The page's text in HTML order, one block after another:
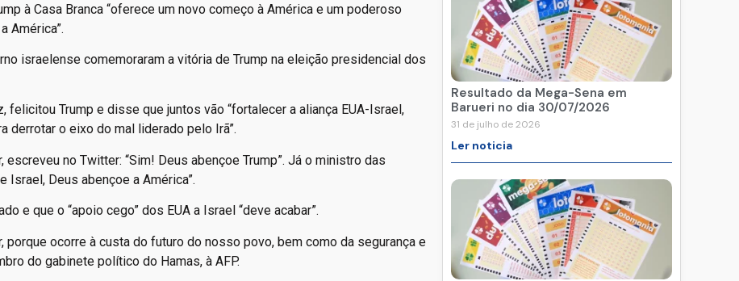
à Casa Branca “oferece um novo começo à América e um poderoso
América”.
israelense comemoraram a vitória de Trump na eleição presidencial dos
Trump e disse que juntos vão “fortalecer a aliança EUA-Israel,
derrotar o eixo do mal liderado pelo Irã”.
escreveu no Twitter: “Sim! Deus abençoe Trump”. Já o ministro das
Israel, Deus abençoe a América”.
e que o “apoio cego” dos EUA a Israel “deve acabar”.
ocorre à custa do futuro do nosso povo, bem como da segurança e
do gabinete político do Hamas, à AFP.
Resultado da Mega-Sena em
Barueri no dia 30/07/2026
31 de julho de 2026
Ler noticia